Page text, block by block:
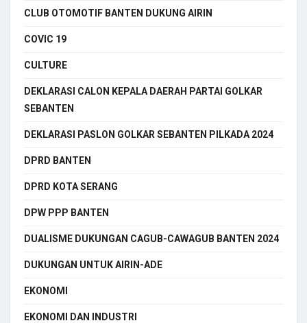
CLUB OTOMOTIF BANTEN DUKUNG AIRIN
COVIC 19
CULTURE
DEKLARASI CALON KEPALA DAERAH PARTAI GOLKAR
SEBANTEN
DEKLARASI PASLON GOLKAR SEBANTEN PILKADA 2024
DPRD BANTEN
DPRD KOTA SERANG
DPW PPP BANTEN
DUALISME DUKUNGAN CAGUB-CAWAGUB BANTEN 2024
DUKUNGAN UNTUK AIRIN-ADE
EKONOMI
EKONOMI DAN INDUSTRI